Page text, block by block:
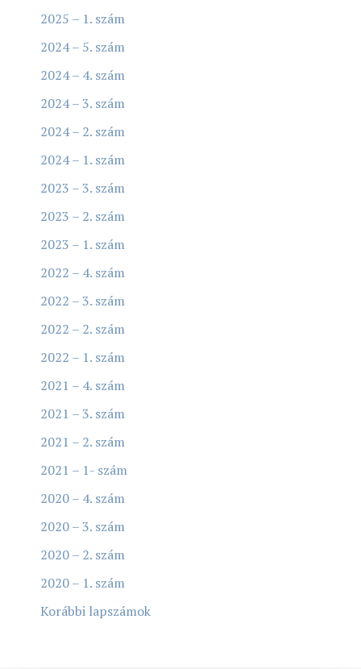
2025 – 1. szám
2024 – 5. szám
2024 – 4. szám
2024 – 3. szám
2024 – 2. szám
2024 – 1. szám
2023 – 3. szám
2023 – 2. szám
2023 – 1. szám
2022 – 4. szám
2022 – 3. szám
2022 – 2. szám
2022 – 1. szám
2021 – 4. szám
2021 – 3. szám
2021 – 2. szám
2021 – 1- szám
2020 – 4. szám
2020 – 3. szám
2020 – 2. szám
2020 – 1. szám
Korábbi lapszámok